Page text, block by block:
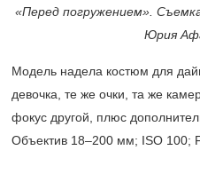
«Перед погружением».
Юрия
Модель надела костюм для
девочка, те же очки, та же
фокус другой, плюс
Объектив 18–200 мм; ISO 100;